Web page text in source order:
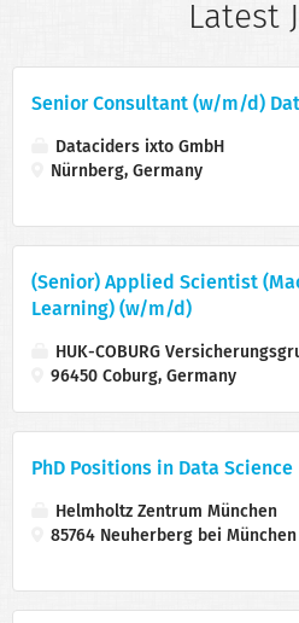
Latest
Senior Consultant (w/m/d)
Dataciders ixto GmbH
Nürnberg, Germany
(Senior) Applied Scientist
Learning) (w/m/d)
HUK-COBURG
96450 Coburg, Germany
PhD Positions in Data Science
Helmholtz Zentrum München
85764 Neuherberg bei München